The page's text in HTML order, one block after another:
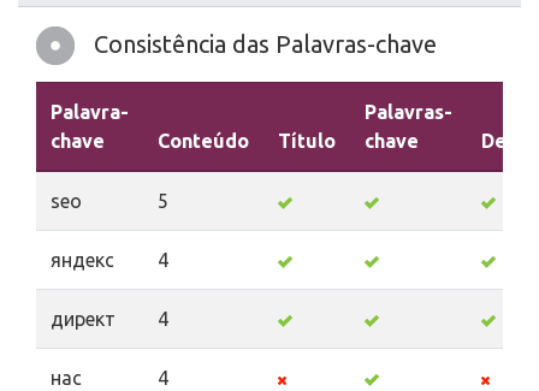
Consistência das Palavras-chave
Palavra-
chave
Conteúdo Título
Palavras-
chave
seo 5
яндекс 4
директ 4
нас 4